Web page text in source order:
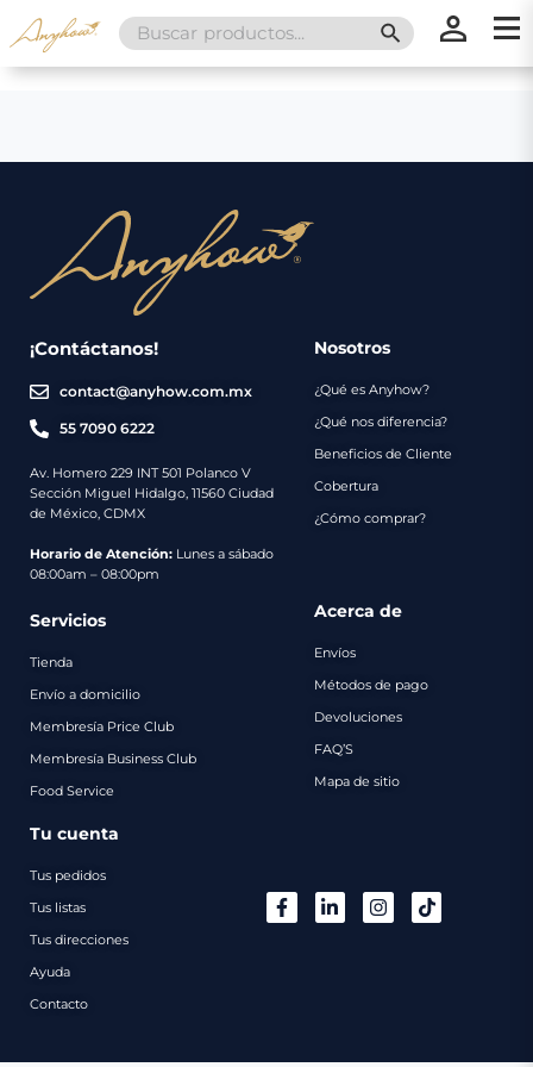
Search
for:
SEARCH
¡Contáctanos!
contact@anyhow.com.mx
55 7090 6222
Av. Homero 229 INT 501 Polanco V
Sección Miguel Hidalgo, 11560 Ciudad
de México, CDMX
Horario de Atención: Lunes a sábado
08:00am – 08:00pm
Nosotros
¿Qué es Anyhow?
¿Qué nos diferencia?
Beneficios de Cliente
Cobertura
¿Cómo comprar?
Servicios
Tienda
Envío a domicilio
Membresía Price Club
Membresía Business Club
Food Service
Acerca de
Envíos
Métodos de pago
Devoluciones
FAQ’S
Mapa de sitio
Tu cuenta
Tus pedidos
Tus listas
Tus direcciones
Ayuda
Contacto
Nosotros
Servicios
Envíos
Métodos
de
Catálogo
Regalos
Contacto